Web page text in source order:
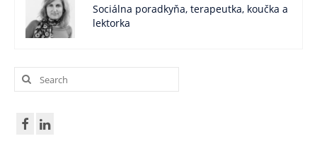
Sociálna poradkyňa, terapeutka, koučka a
lektorka
Search
for: